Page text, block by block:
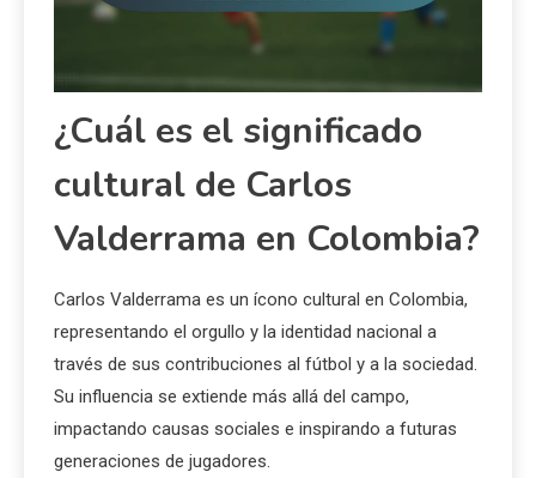
¿Cuál es el significado
cultural de Carlos
Valderrama en Colombia?
Carlos Valderrama es un ícono cultural en Colombia,
representando el orgullo y la identidad nacional a
través de sus contribuciones al fútbol y a la sociedad.
Su influencia se extiende más allá del campo,
impactando causas sociales e inspirando a futuras
generaciones de jugadores.